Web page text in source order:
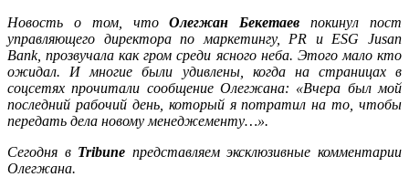
Новость о том, чтоОлегжан Бекетаев покинул пост
управляющего директора по маркетингу, PR и ESG Jusan
Bank, прозвучала как гром среди ясного неба. Этого мало кто
ожидал. И многие были удивлены, когда на страницах в
соцсетях прочитали сообщение Олегжана: «Вчера был мой
последний рабочий день, который я потратил на то, чтобы
передать дела новому менеджементу…».
Сегодня в Tribune представляем эксклюзивные комментарии
Олегжана.